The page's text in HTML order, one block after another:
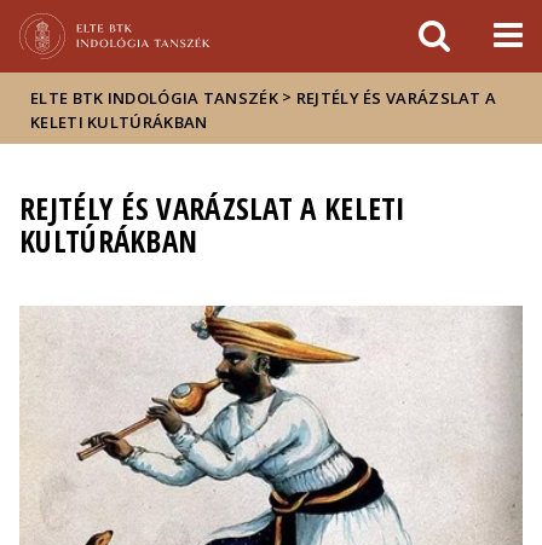
sajtóban
ELTE BTK INDOLÓGIA TANSZÉK > REJTÉLY ÉS VARÁZSLAT A
KELETI KULTÚRÁKBAN
REJTÉLY ÉS VARÁZSLAT A KELETI
KULTÚRÁKBAN